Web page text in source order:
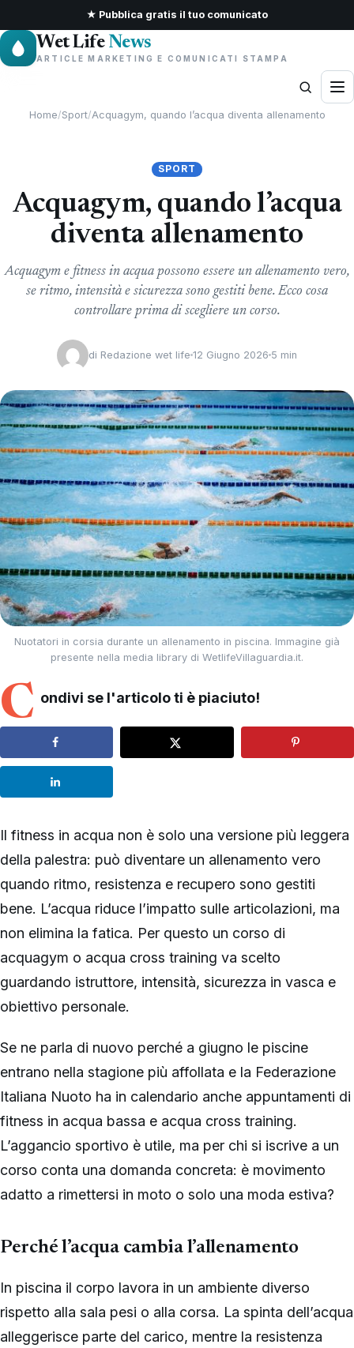
★ Pubblica gratis il tuo comunicato
Wet Life News
ARTICLE MARKETING E COMUNICATI STAMPA
Home/Sport/Acquagym, quando l’acqua diventa allenamento
SPORT
Acquagym, quando l’acqua
diventa allenamento
Acquagym e fitness in acqua possono essere un allenamento vero,
se ritmo, intensità e sicurezza sono gestiti bene. Ecco cosa
controllare prima di scegliere un corso.
di Redazione wet life 12 Giugno 2026 5 min
Nuotatori in corsia durante un allenamento in piscina. Immagine già
presente nella media library di WetlifeVillaguardia.it.
C ondivi se l'articolo ti è piaciuto!
Il fitness in acqua non è solo una versione più leggera
della palestra: può diventare un allenamento vero
quando ritmo, resistenza e recupero sono gestiti
bene. L’acqua riduce l’impatto sulle articolazioni, ma
non elimina la fatica. Per questo un corso di
acquagym o acqua cross training va scelto
guardando istruttore, intensità, sicurezza in vasca e
obiettivo personale.
Se ne parla di nuovo perché a giugno le piscine
entrano nella stagione più affollata e la Federazione
Italiana Nuoto ha in calendario anche appuntamenti di
fitness in acqua bassa e acqua cross training.
L’aggancio sportivo è utile, ma per chi si iscrive a un
corso conta una domanda concreta: è movimento
adatto a rimettersi in moto o solo una moda estiva?
Perché l’acqua cambia l’allenamento
In piscina il corpo lavora in un ambiente diverso
rispetto alla sala pesi o alla corsa. La spinta dell’acqua
alleggerisce parte del carico, mentre la resistenza